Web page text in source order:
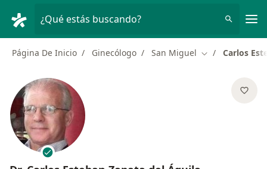
¿Qué estás buscando?
Página De Inicio Ginecólogo San Miguel Cambiar de
Carlos